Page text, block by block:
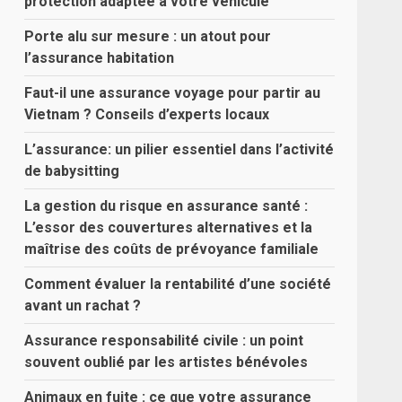
Porte alu sur mesure : un atout pour
l’assurance habitation
Faut-il une assurance voyage pour partir au
Vietnam ? Conseils d’experts locaux
L’assurance: un pilier essentiel dans l’activité
de babysitting
La gestion du risque en assurance santé :
L’essor des couvertures alternatives et la
maîtrise des coûts de prévoyance familiale
Comment évaluer la rentabilité d’une société
avant un rachat ?
Assurance responsabilité civile : un point
souvent oublié par les artistes bénévoles
Animaux en fuite : ce que votre assurance